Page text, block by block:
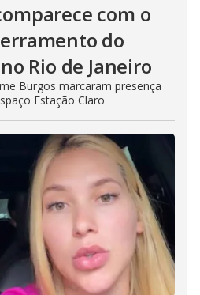
com o
do
Rio de Janeiro
Burgos marcaram presença
Estação Claro